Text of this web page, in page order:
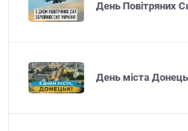
День Повітряних
День міста